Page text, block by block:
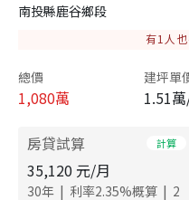
南投縣鹿谷鄉段
有1 人
總價
1,080萬
建坪單
1.51
房貸試算 計算
35,120 元/月
30年 | 利率2.35%概算 | 2